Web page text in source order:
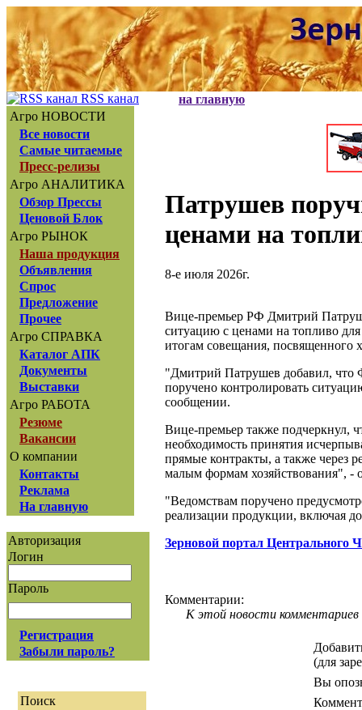
RSS канал
Агро НОВОСТИ
Все новости
Самые читаемые
Пресс-релизы
Агро АНАЛИТИКА
Обзор Прессы
Ценовой Блок
Агро РЫНОК
Наша продукция
Объявления
Спрос
Предложение
Прочее
Агро СПРАВКА
Каталог АПК
Документы
Выставки
Агро РАБОТА
Резюме
Вакансии
О компании
Контакты
Реклама
На главную
Авторизация
Логин
Пароль
Регистрация
Забыли пароль?
Поиск
на главную
Патрушев
ценами на
8-е июля 2026г.
Вице-премьер РФ Дмитрий
ситуацию с ценами на топливо
итогам совещания, посвященного
"Дмитрий Патрушев добавил, что
поручено контролировать
сообщении.
Вице-премьер также подчеркнул,
необходимость принятия
прямые контракты, а также через
малым формам хозяйствования", -
"Ведомствам поручено
реализации продукции, включая
Зерновой портал Центрального
Комментарии:
К этой новости комментариев
(для
Вы